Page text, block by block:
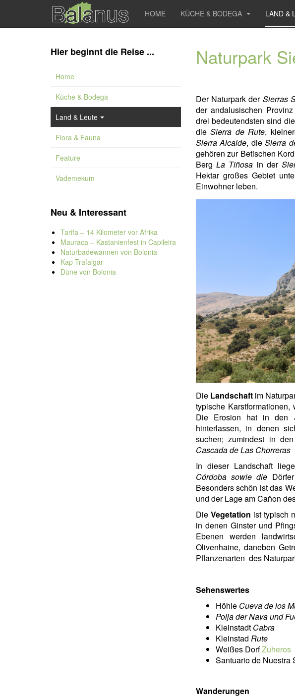
HOME KÜCHE & BODEGA LAND &
Naturpark
Der Naturpark der Sierras
der andalusischen
drei bedeutendsten sind die
die Sierra de Rute,
Sierra Alcaide, dieSierra
gehören zur Betischen
Berg La Tiñosa in der
Hektar großes Gebiet
Einwohner leben.
Die Landschaftim
typische
Die Erosion hat in den
hinterlassen, in denen
suchen; zumindest in
Cascada de Las Chorreras
In dieser Landschaft
Córdoba sowie die
Besonders schön ist das
und der Lage am Cañon
Die Vegetation ist typisch
in denen Ginster und
Ebenen werden
Olivenhaine, daneben
Pflanzenarten des
Sehenswertes
Höhle Cueva de los
Polja der Nava und
Kleinstadt Cabra
Kleinstad Rute
Weißes DorfZuheros
Santuario de Nuestra
Wanderungen
Hier beginnt die Reise ...
Home
Küche & Bodega
Land & Leute
Flora & Fauna
Feature
Vademekum
Neu & Interessant
Tarifa – 14 Kilometer vor Afrika
Mauraca – Kastanienfest in Capileira
Naturbadewannen von Bolonia
Kap Trafalgar
Düne von Bolonia